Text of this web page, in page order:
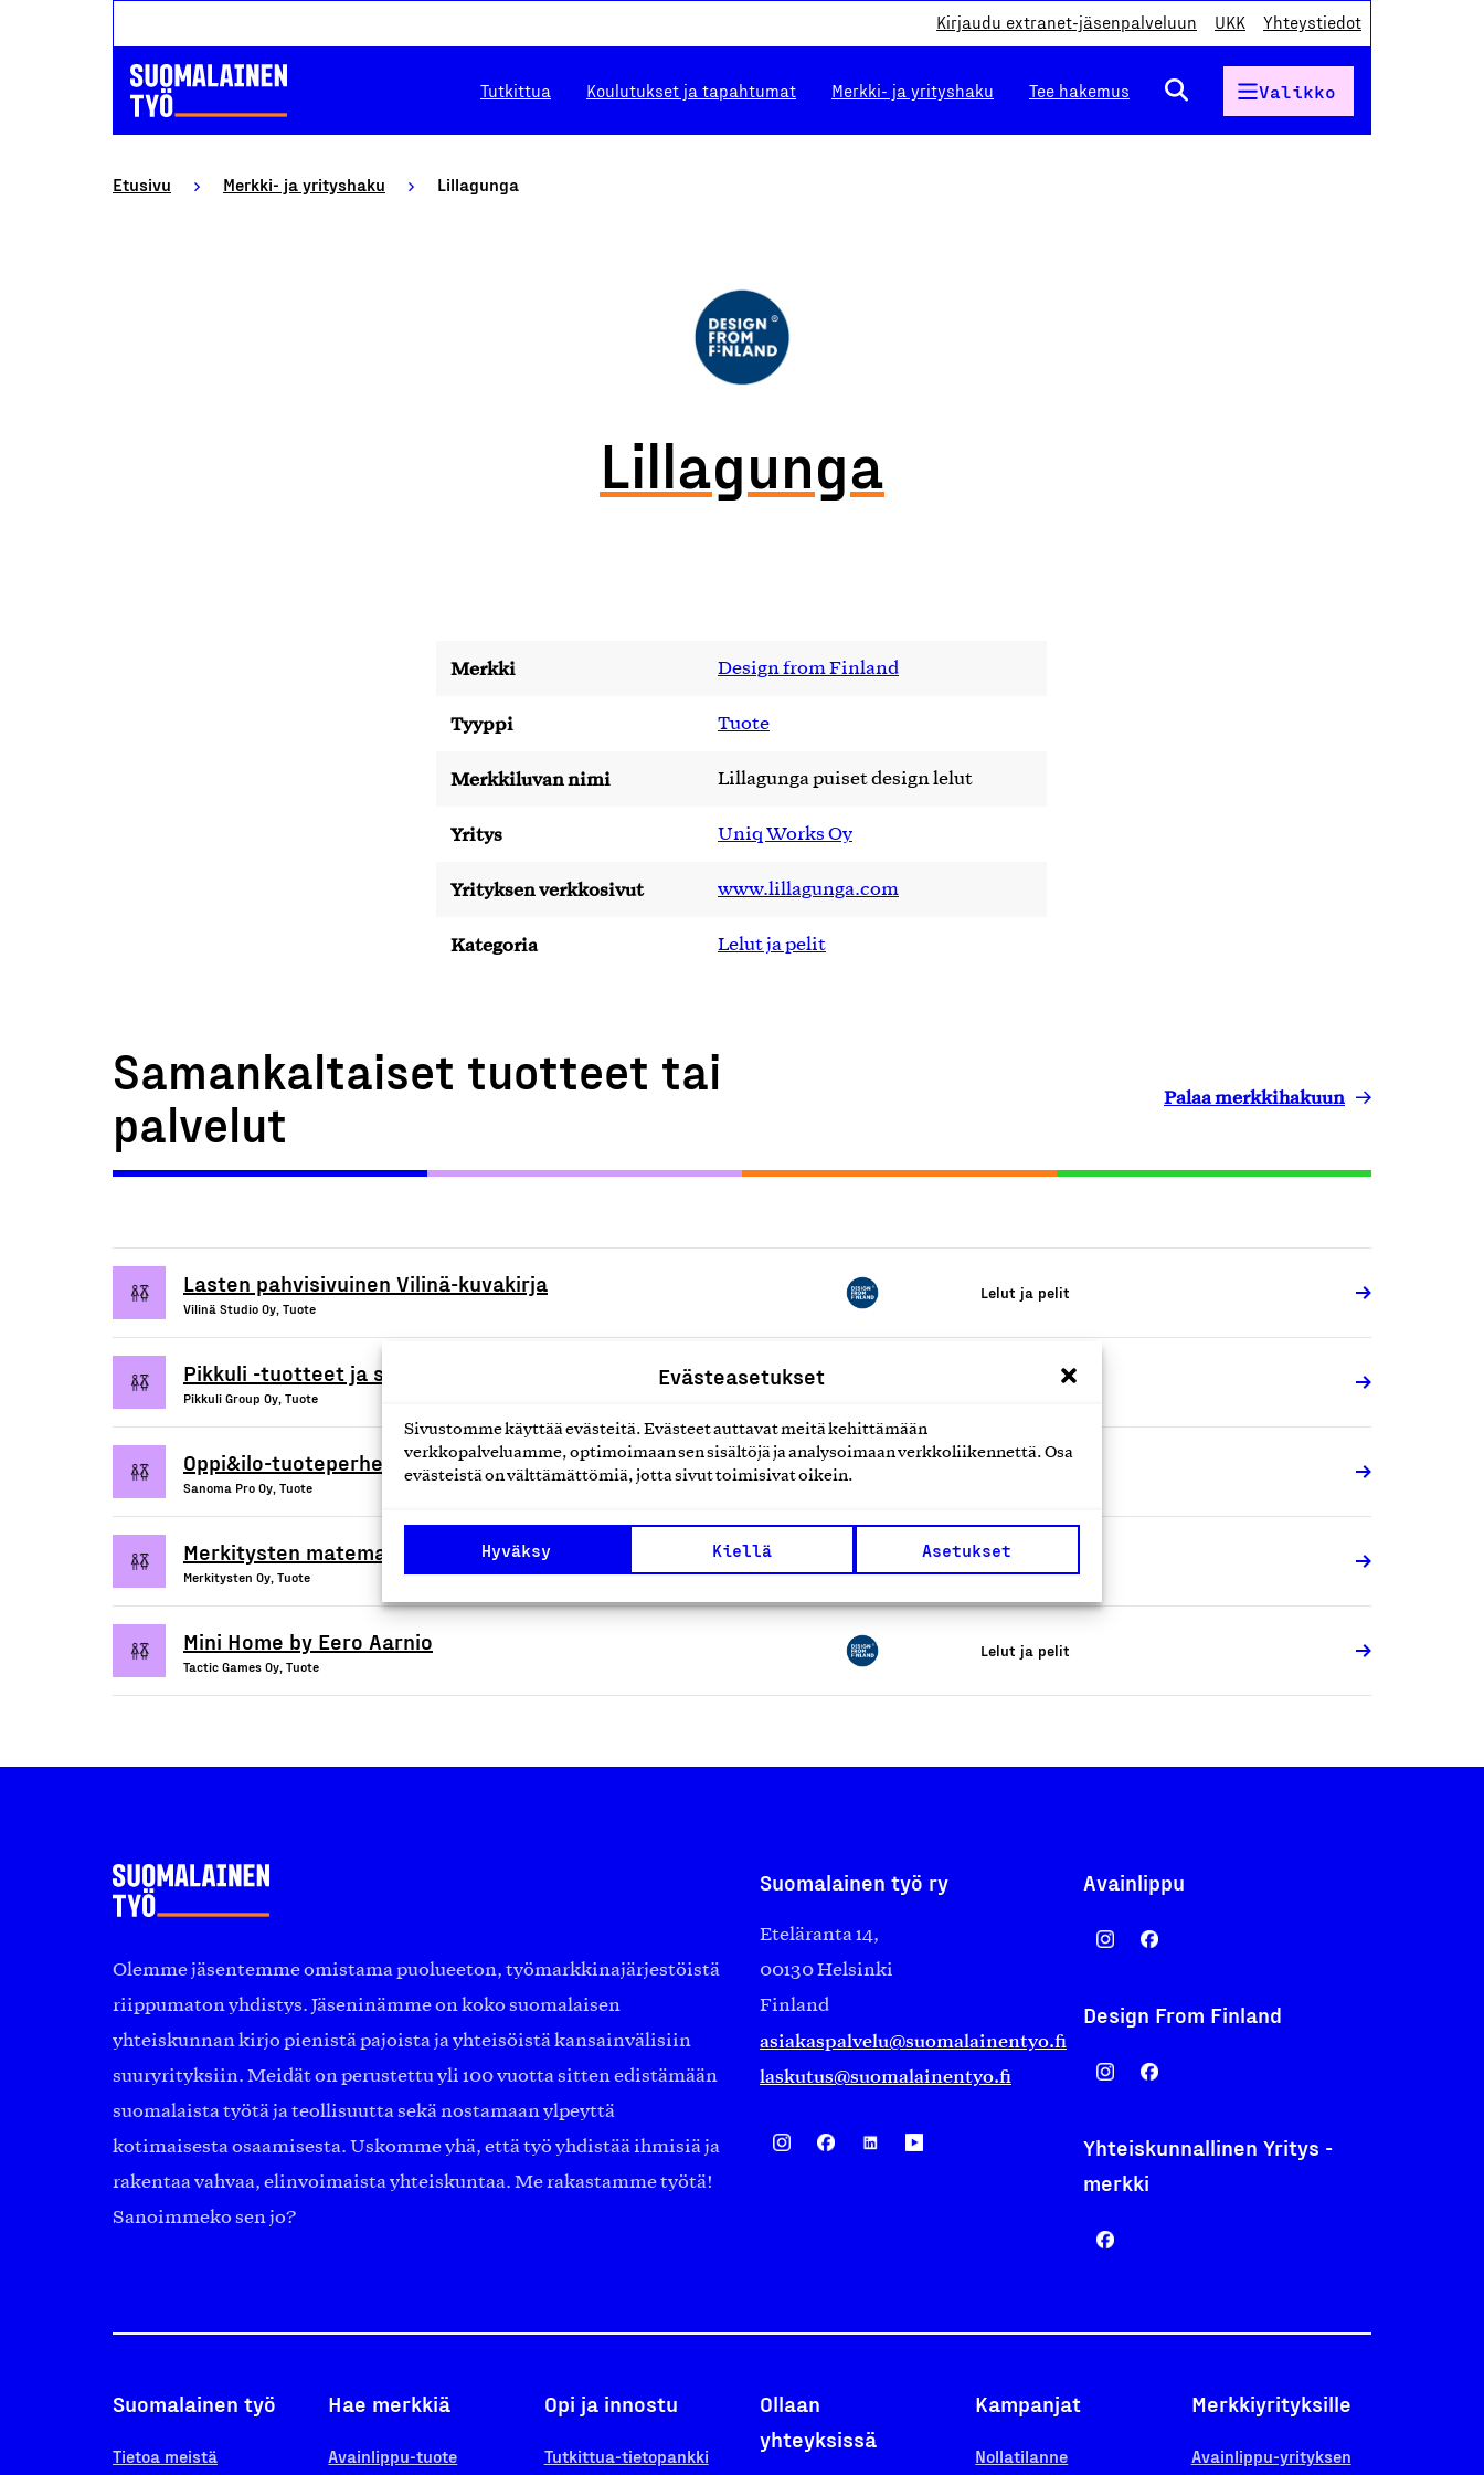
Evästeasetukset
Sivustomme käyttää evästeitä. Evästeet auttavat meitä kehittämään
verkkopalveluamme, optimoimaan sen sisältöjä ja analysoimaan verkkoliikennettä. Osa
evästeistä on välttämättömiä, jotta sivut toimisivat oikein.
Hyväksy Kiellä Asetukset
Kirjaudu extranet-jäsenpalveluun UKK Yhteystiedot
Tutkittua Koulutukset ja tapahtumat Merkki- ja yrityshaku Tee hakemus Valikko
Etusivu Merkki- ja yrityshaku Lillagunga
Lillagunga
Merkki Design from Finland
Tyyppi Tuote
Merkkiluvan nimi Lillagunga puiset design lelut
Yritys Uniq Works Oy
Yrityksen verkkosivut www.lillagunga.com
Kategoria Lelut ja pelit
Samankaltaiset tuotteet tai
palvelut
Palaa merkkihakuun
Lasten pahvisivuinen Vilinä-kuvakirja
Vilinä Studio Oy, Tuote
Lelut ja pelit
Pikkuli -tuotteet ja sovellukset
Pikkuli Group Oy, Tuote
Lelut ja pelit
Oppi&ilo-tuoteperhe
Sanoma Pro Oy, Tuote
Merkitysten matematiikkaa -toimintamateriaalit
Merkitysten Oy, Tuote
Lelut ja pelit
Mini Home by Eero Aarnio
Tactic Games Oy, Tuote
Lelut ja pelit
Olemme jäsentemme omistama puolueeton, työmarkkinajärjestöistä
riippumaton yhdistys. Jäseninämme on koko suomalaisen
yhteiskunnan kirjo pienistä pajoista ja yhteisöistä kansainvälisiin
suuryrityksiin. Meidät on perustettu yli 100 vuotta sitten edistämään
suomalaista työtä ja teollisuutta sekä nostamaan ylpeyttä
kotimaisesta osaamisesta. Uskomme yhä, että työ yhdistää ihmisiä ja
rakentaa vahvaa, elinvoimaista yhteiskuntaa. Me rakastamme työtä!
Sanoimmeko sen jo?
Suomalainen työ ry
Eteläranta 14,
00130 Helsinki
Finland
asiakaspalvelu@suomalainentyo.fi
laskutus@suomalainentyo.fi
Avainlippu
Design From Finland
Yhteiskunnallinen Yritys -
merkki
Suomalainen työ
Tietoa meistä
Hae merkkiä
Avainlippu-tuote
Opi ja innostu
Tutkittua-tietopankki
Ollaan
yhteyksissä
Kampanjat
Nollatilanne
Merkkiyrityksille
Avainlippu-yrityksen